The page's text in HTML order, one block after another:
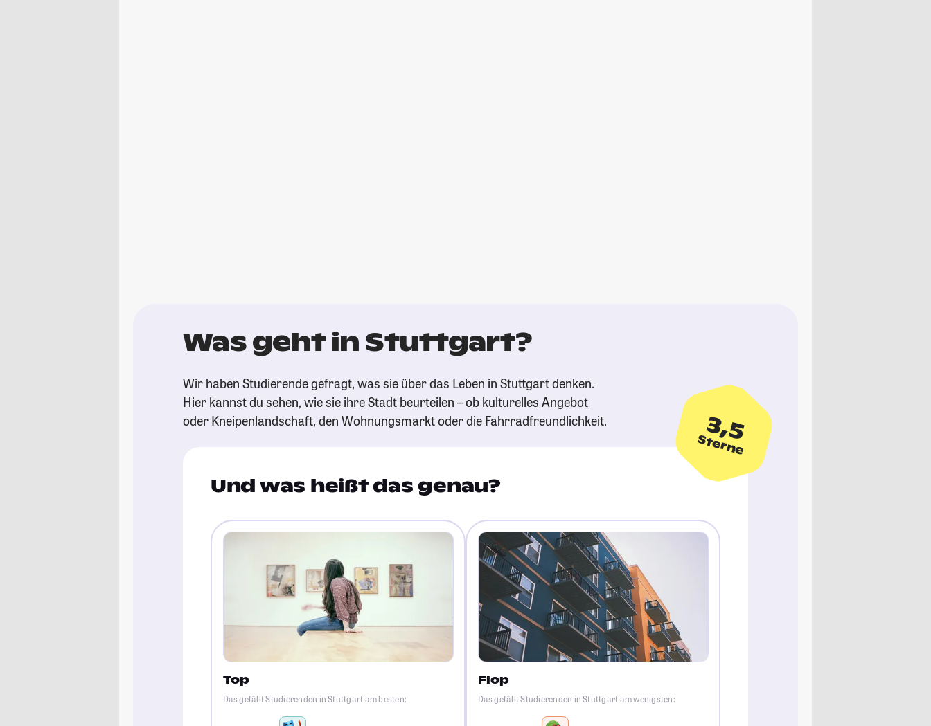
Was geht in Stuttgart?
Wir haben Studierende gefragt, was sie über das Leben in Stuttgart denken.
Hier kannst du sehen, wie sie ihre Stadt beurteilen – ob kulturelles Angebot
oder Kneipenlandschaft, den Wohnungsmarkt oder die Fahrradfreundlichkeit.
3,5
Sterne
Und was heißt das genau?
Top
Das gefällt Studierenden in Stuttgart am besten:
Flop
Das gefällt Studierenden in Stuttgart am wenigsten: